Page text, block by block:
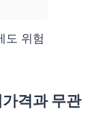
도 위험
격과 무관